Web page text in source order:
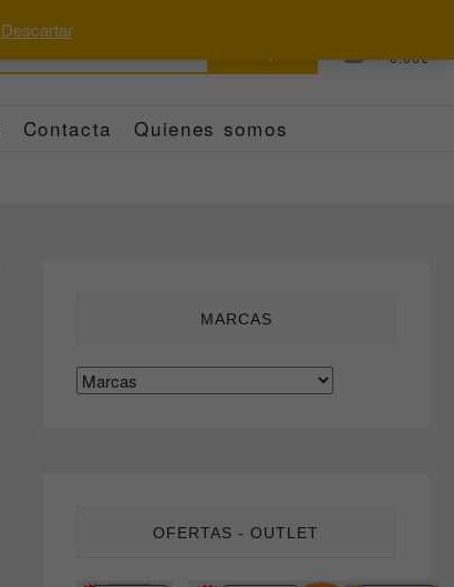
Descartar
0.00€
Contacta Quienes somos
MARCAS
OFERTAS - OUTLET